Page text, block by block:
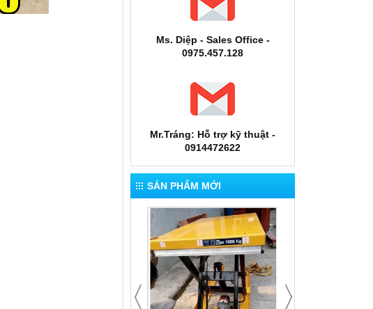
Ms. Diệp - Sales Office -
0975.457.128
Mr.Tráng: Hỗ trợ kỹ thuật -
0914472622
SẢN PHẨM MỚI